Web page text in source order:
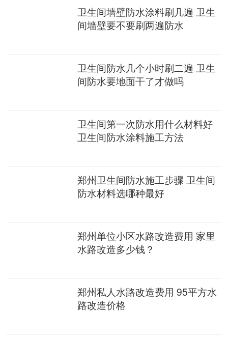
卫生间墙壁防水涂料刷几遍 卫生
间墙壁要不要刷两遍防水
卫生间防水几个小时刷二遍 卫生
间防水要地面干了才做吗
卫生间第一次防水用什么材料好
卫生间防水涂料施工方法
郑州卫生间防水施工步骤 卫生间
防水材料选哪种最好
郑州单位小区水路改造费用 家里
水路改造多少钱？
郑州私人水路改造费用 95平方水
路改造价格